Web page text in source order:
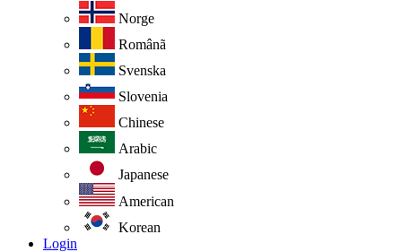
Norge
Românã
Svenska
Slovenia
Chinese
Arabic
Japanese
American
Korean
Login